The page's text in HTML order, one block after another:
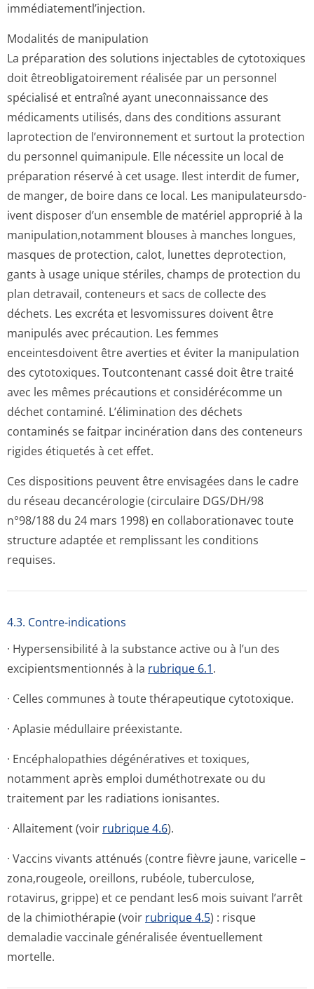
immédiatementl’in­jection.
Modalités de manipulation
La préparation des solutions injectables de cytotoxiques
doit êtreobligatoirement réalisée par un personnel
spécialisé et entraîné ayant uneconnaissance des
médicaments utilisés, dans des conditions assurant
laprotection de l’environnement et surtout la protection
du personnel quimanipule. Elle nécessite un local de
préparation réservé à cet usage. Ilest interdit de fumer,
de manger, de boire dans ce local. Les manipulateursdo­
ivent disposer d’un ensemble de matériel approprié à la
manipulation,no­tamment blouses à manches longues,
masques de protection, calot, lunettes deprotection,
gants à usage unique stériles, champs de protection du
plan detravail, conteneurs et sacs de collecte des
déchets. Les excréta et lesvomissures doivent être
manipulés avec précaution. Les femmes
enceintesdoivent être averties et éviter la manipulation
des cytotoxiques. Toutcontenant cassé doit être traité
avec les mêmes précautions et considérécomme un
déchet contaminé. L’élimination des déchets
contaminés se faitpar incinération dans des conteneurs
rigides étiquetés à cet effet.
Ces dispositions peuvent être envisagées dans le cadre
du réseau decancérologie (circulaire DGS/DH/98
n°98/188 du 24 mars 1998) en collaborationavec toute
structure adaptée et remplissant les conditions
requises.
4.3. Contre-indications
· Hypersensibilité à la substance active ou à l’un des
excipientsmen­tionnés à la rubrique 6.1.
· Celles communes à toute thérapeutique cytotoxique.
· Aplasie médullaire préexistante.
· Encéphalopathies dégénératives et toxiques,
notamment après emploi duméthotrexate ou du
traitement par les radiations ionisantes.
· Allaitement (voir rubrique 4.6).
· Vaccins vivants atténués (contre fièvre jaune, varicelle –
zona,rougeole, oreillons, rubéole, tuberculose,
rotavirus, grippe) et ce pendant les6 mois suivant l’arrêt
de la chimiothérapie (voir rubrique 4.5) : risque
demaladie vaccinale généralisée éventuellement
mortelle.